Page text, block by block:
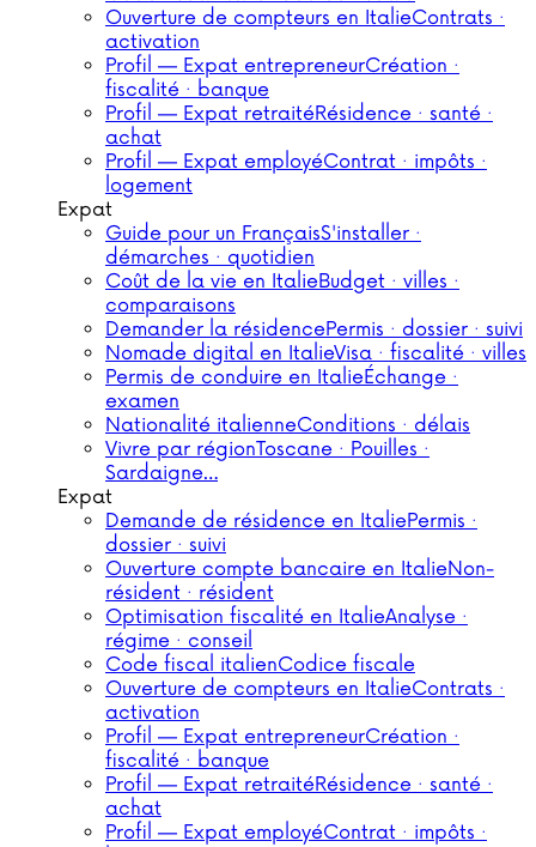
Ouverture de compteurs en ItalieContrats ·
activation
Profil — Expat entrepreneurCréation ·
fiscalité · banque
Profil — Expat retraitéRésidence · santé ·
achat
Profil — Expat employéContrat · impôts ·
logement
Expat
Guide pour un FrançaisS'installer ·
démarches · quotidien
Coût de la vie en ItalieBudget · villes ·
comparaisons
Demander la résidencePermis · dossier · suivi
Nomade digital en ItalieVisa · fiscalité · villes
Permis de conduire en ItalieÉchange ·
examen
Nationalité italienneConditions · délais
Vivre par régionToscane · Pouilles ·
Sardaigne…
Expat
Demande de résidence en ItaliePermis ·
dossier · suivi
Ouverture compte bancaire en ItalieNon-
résident · résident
Optimisation fiscalité en ItalieAnalyse ·
régime · conseil
Code fiscal italienCodice fiscale
Ouverture de compteurs en ItalieContrats ·
activation
Profil — Expat entrepreneurCréation ·
fiscalité · banque
Profil — Expat retraitéRésidence · santé ·
achat
Profil — Expat employéContrat · impôts ·